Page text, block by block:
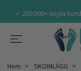
✓ 200.000+ nöjda
Hem SKOINLÄGG